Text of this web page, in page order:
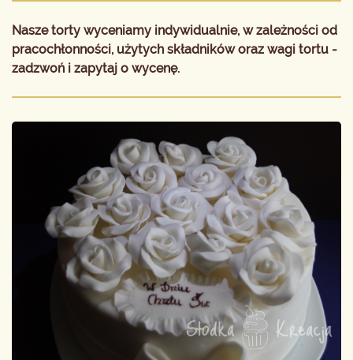
Nasze torty wyceniamy indywidualnie, w zależności od
pracochłonności, użytych składników oraz wagi tortu -
zadzwoń i zapytaj o wycenę.